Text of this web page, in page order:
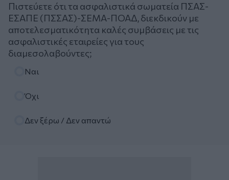
Πιστεύετε ότι τα ασφαλιστικά σωματεία ΠΣΑΣ-
ΕΣΑΠΕ (ΠΣΣΑΣ)-ΣΕΜΑ-ΠΟΑΔ, διεκδικούν με
αποτελεσματικότητα καλές συμβάσεις με τις
ασφαλιστικές εταιρείες για τους
διαμεσολαβούντες;
Ναι
Όχι
Δεν ξέρω / Δεν απαντώ